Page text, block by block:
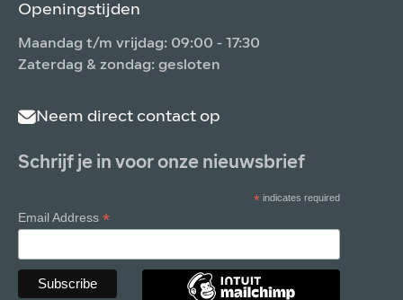
Openingstijden
Maandag t/m vrijdag: 09:00 - 17:30
Zaterdag & zondag: gesloten
Neem direct contact op
Schrijf je in voor onze nieuwsbrief
*indicates required
Email Address*